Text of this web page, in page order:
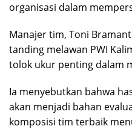
organisasi dalam
Manajer tim, Toni
tanding melawan PWI
tolok ukur penting dalam
Ia menyebutkan bahwa
akan menjadi bahan
komposisi tim terbaik